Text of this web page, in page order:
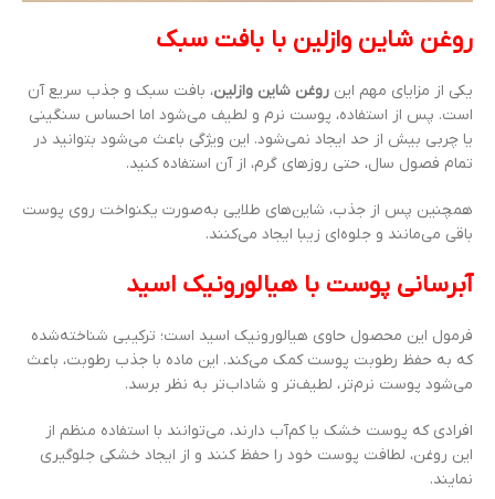
روغن شاین وازلین با بافت سبک
یکی از مزایای مهم این روغن شاین وازلین، بافت سبک و جذب سریع آن
است. پس از استفاده، پوست نرم و لطیف می‌شود اما احساس سنگینی
یا چربی بیش از حد ایجاد نمی‌شود. این ویژگی باعث می‌شود بتوانید در
تمام فصول سال، حتی روزهای گرم، از آن استفاده کنید.
همچنین پس از جذب، شاین‌های طلایی به‌صورت یکنواخت روی پوست
باقی می‌مانند و جلوه‌ای زیبا ایجاد می‌کنند.
آبرسانی پوست با هیالورونیک اسید
فرمول این محصول حاوی هیالورونیک اسید است؛ ترکیبی شناخته‌شده
که به حفظ رطوبت پوست کمک می‌کند. این ماده با جذب رطوبت، باعث
می‌شود پوست نرم‌تر، لطیف‌تر و شاداب‌تر به نظر برسد.
افرادی که پوست خشک یا کم‌آب دارند، می‌توانند با استفاده منظم از
این روغن، لطافت پوست خود را حفظ کنند و از ایجاد خشکی جلوگیری
نمایند.